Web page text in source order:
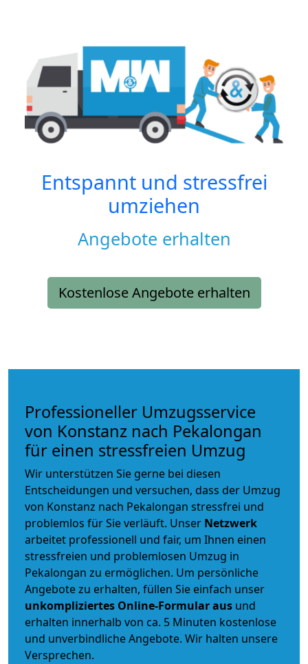
Entspannt und stressfrei
umziehen
Angebote erhalten
Kostenlose Angebote erhalten
Professioneller Umzugsservice
von Konstanz nach Pekalongan
für einen stressfreien Umzug
Wir unterstützen Sie gerne bei diesen
Entscheidungen und versuchen, dass der Umzug
von Konstanz nach Pekalongan stressfrei und
problemlos für Sie verläuft. Unser Netzwerk
arbeitet professionell und fair, um Ihnen einen
stressfreien und problemlosen Umzug in
Pekalongan zu ermöglichen. Um persönliche
Angebote zu erhalten, füllen Sie einfach unser
unkompliziertes Online-Formular aus und
erhalten innerhalb von ca. 5 Minuten kostenlose
und unverbindliche Angebote. Wir halten unsere
Versprechen.